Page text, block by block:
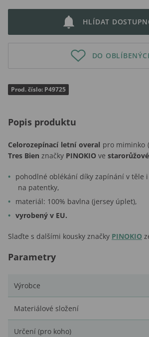
HLÍDAT
DO
Prod. číslo: P49725
Popis produktu
Celorozepínací letní overal pro miminko
Tres Bien značky PINOKIO ve starorůžové
pohodlné oblékání díky zapínání v těle
na patentky,
materiál: 100% bavlna (jersey úplet),
vyrobený v EU.
Slaďte s dalšími kousky značky PINOKIO
Parametry
Výrobce
Materiálové složení
Určení (pro koho)